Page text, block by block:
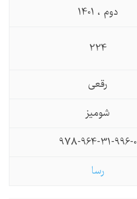
دوم ، 1401
224
رقعی
شومیز
978-964-31-996-0
رسا